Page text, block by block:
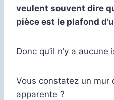
veulent souvent dire
pièce est le plafond
Donc qu’il n’y a
Vous constatez un mur
apparente ?